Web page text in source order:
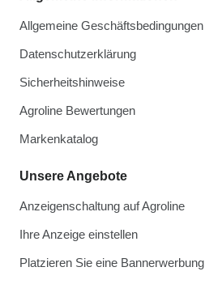
Allgemeine Geschäftsbedingungen
Datenschutzerklärung
Sicherheitshinweise
Agroline Bewertungen
Markenkatalog
Unsere Angebote
Anzeigenschaltung auf Agroline
Ihre Anzeige einstellen
Platzieren Sie eine Bannerwerbung